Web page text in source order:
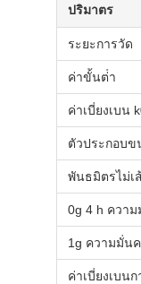
ปริมาตร
ระยะการวัด
ค่าขั้นต่ํา
ค่าเบี่ยงเบน
ตัวประกอบข
พันธมิตรไม่เ
0g 4 h ควา
1g ความมั่น
ค่าเบี่ยงเบน